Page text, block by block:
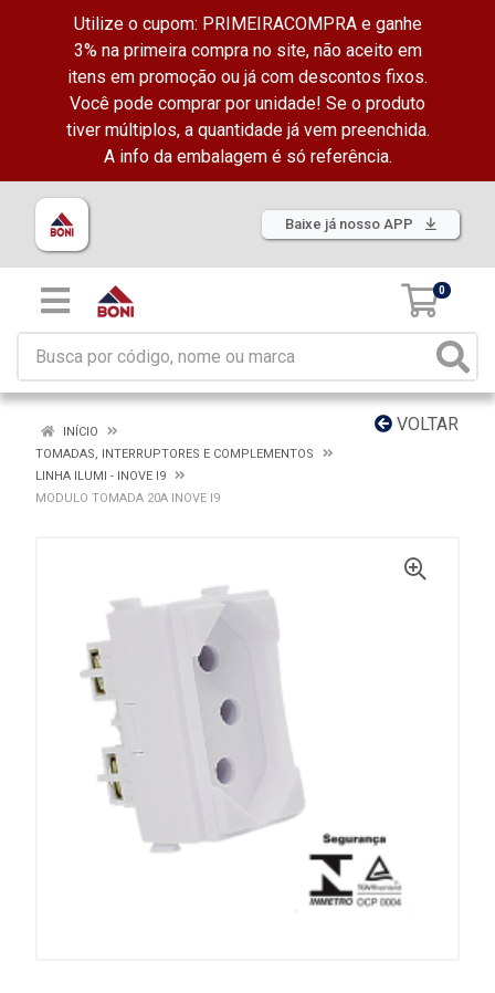
Utilize o cupom: PRIMEIRACOMPRA e ganhe
3% na primeira compra no site, não aceito em
itens em promoção ou já com descontos fixos.
Você pode comprar por unidade! Se o produto
tiver múltiplos, a quantidade já vem preenchida.
A info da embalagem é só referência.
Baixe já nosso APP
0
VOLTAR
INÍCIO
TOMADAS, INTERRUPTORES E COMPLEMENTOS
LINHA ILUMI - INOVE I9
MODULO TOMADA 20A INOVE I9